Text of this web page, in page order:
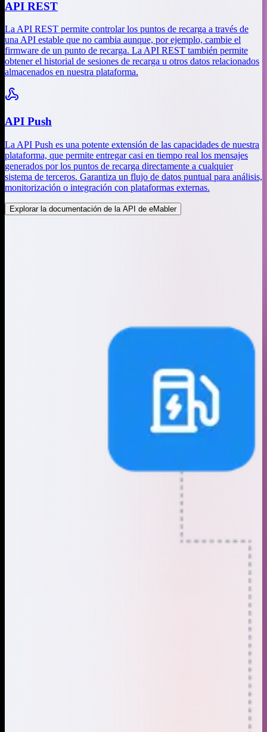
API REST
La API REST permite controlar los puntos de recarga a través de
una API estable que no cambia aunque, por ejemplo, cambie el
firmware de un punto de recarga. La API REST también permite
obtener el historial de sesiones de recarga u otros datos relacionados
almacenados en nuestra plataforma.
API Push
La API Push es una potente extensión de las capacidades de nuestra
plataforma, que permite entregar casi en tiempo real los mensajes
generados por los puntos de recarga directamente a cualquier
sistema de terceros. Garantiza un flujo de datos puntual para análisis,
monitorización o integración con plataformas externas.
Explorar la documentación de la API de eMabler